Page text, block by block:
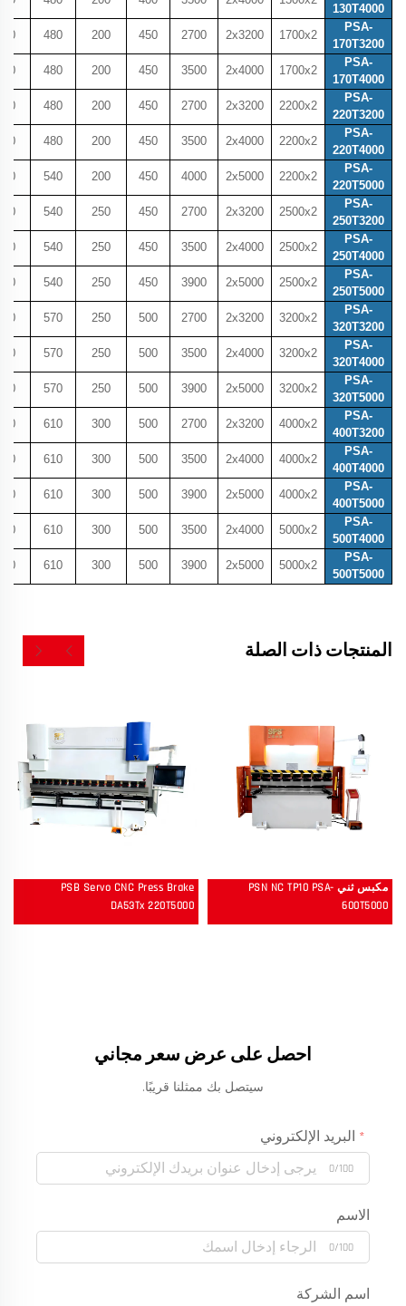
130T4000
PSA-
170T3200
1700x2
2x3200
2700
450
200
480
PSA-
170T4000
1700x2
2x4000
3500
450
200
480
PSA-
220T3200
2200x2
2x3200
2700
450
200
480
PSA-
220T4000
2200x2
2x4000
3500
450
200
480
PSA-
220T5000
2200x2
2x5000
4000
450
200
540
PSA-
250T3200
2500x2
2x3200
2700
450
250
540
PSA-
250T4000
2500x2
2x4000
3500
450
250
540
PSA-
250T5000
2500x2
2x5000
3900
450
250
540
PSA-
320T3200
3200x2
2x3200
2700
500
250
570
PSA-
320T4000
3200x2
2x4000
3500
500
250
570
PSA-
320T5000
3200x2
2x5000
3900
500
250
570
PSA-
400T3200
4000x2
2x3200
2700
500
300
610
PSA-
400T4000
4000x2
2x4000
3500
500
300
610
PSA-
400T5000
4000x2
2x5000
3900
500
300
610
PSA-
500T4000
5000x2
2x4000
3500
500
300
610
PSA-
500T5000
5000x2
2x5000
3900
500
300
610
المنتجات ذات الصلة
مكبس ثني PSN NC TP10 PSA-
600T5000
PSB Servo CNC Press Brake
DA53Tx 220T5000
احصل على عرض سعر مجاني
سيتصل بك ممثلنا قريبًا.
البريد الإلكتروني
0/100
الاسم
0/100
اسم الشركة